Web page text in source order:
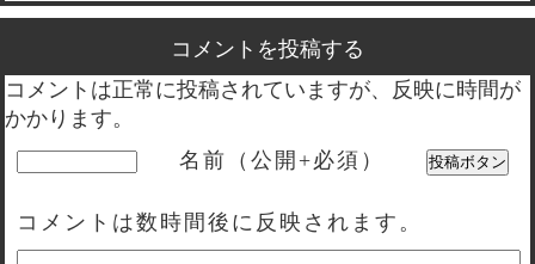
コメントを投稿する
コメントは正常に投稿されていますが、反映に時間が
かかります。
名前（公開+必須）
コメントは数時間後に反映されます。